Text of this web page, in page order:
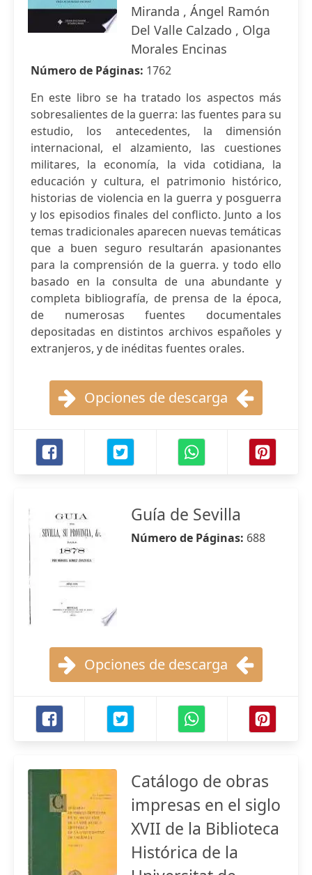
Miranda , Ángel Ramón
Del Valle Calzado , Olga
Morales Encinas
Número de Páginas: 1762
En este libro se ha tratado los aspectos más
sobresalientes de la guerra: las fuentes para su
estudio, los antecedentes, la dimensión
internacional, el alzamiento, las cuestiones
militares, la economía, la vida cotidiana, la
educación y cultura, el patrimonio histórico,
historias de violencia en la guerra y posguerra
y los episodios finales del conflicto. Junto a los
temas tradicionales aparecen nuevas temáticas
que a buen seguro resultarán apasionantes
para la comprensión de la guerra. y todo ello
basado en la consulta de una abundante y
completa bibliografía, de prensa de la época,
de numerosas fuentes documentales
depositadas en distintos archivos españoles y
extranjeros, y de inéditas fuentes orales.
Opciones de descarga
Guía de Sevilla
Número de Páginas: 688
Opciones de descarga
Catálogo de obras
impresas en el siglo
XVII de la Biblioteca
Histórica de la